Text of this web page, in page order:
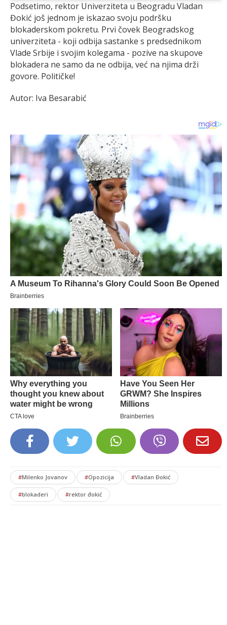
Podsetimo, rektor Univerziteta u Beogradu Vladan
Đokić još jednom je iskazao svoju podršku
blokaderskom pokretu. Prvi čovek Beogradskog
univerziteta - koji odbija sastanke s predsednikom
Vlade Srbije i svojim kolegama - pozive na skupove
blokadera ne samo da ne odbija, već na njima drži
govore. Političke!
Autor: Iva Besarabić
#Milenko Jovanov #Opozicija #Vladan Đokić
#blokaderi #rektor đokić